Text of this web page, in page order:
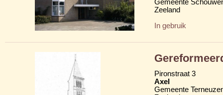
Gemeente
Zeeland
In gebruik
Pironstraat 3
Axel
Gemeente